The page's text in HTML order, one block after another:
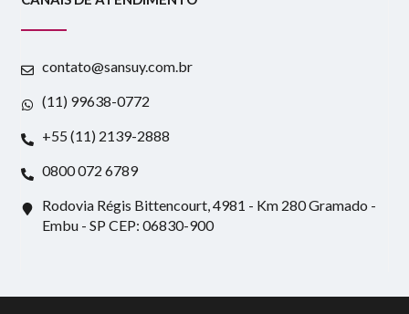
contato@sansuy.com.br
(11) 99638-0772
+55 (11) 2139-2888
0800 072 6789
Rodovia Régis Bittencourt, 4981 - Km 280 Gramado -
Embu - SP CEP: 06830-900